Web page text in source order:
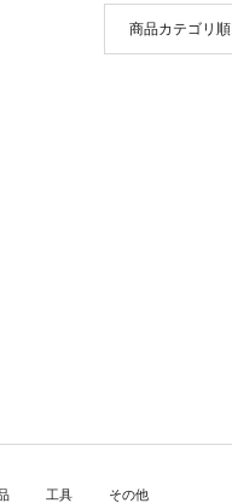
並べ替え
商品カテゴリ順
工具 その他